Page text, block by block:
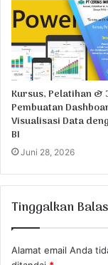
Kursus, Pelatihan &
Pembuatan
Visualisasi Data
BI
Juni 28, 2026
Tinggalkan
Alamat email Anda